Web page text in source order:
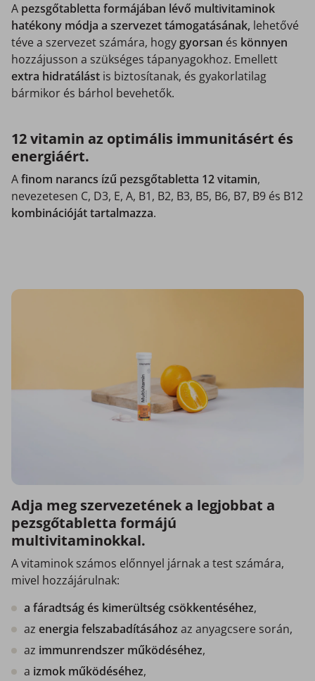
A pezsgőtabletta formájában lévő multivitaminok
hatékony módja a szervezet támogatásának, lehetővé
téve a szervezet számára, hogy gyorsan és könnyen
hozzájusson a szükséges tápanyagokhoz. Emellett
extra hidratálást is biztosítanak, és gyakorlatilag
bármikor és bárhol bevehetők.
12 vitamin az optimális immunitásért és
energiáért.
Afinom narancs ízű pezsgőtabletta 12 vitamin,
nevezetesen C, D3, E, A, B1, B2, B3, B5, B6, B7, B9 és B12
kombinációját tartalmazza.
Adja meg szervezetének a legjobbat a
pezsgőtabletta formájú
multivitaminokkal.
A vitaminok számos előnnyel járnak a test számára,
mivel hozzájárulnak:
a fáradtság és kimerültség csökkentéséhez,
az energia felszabadításához az anyagcsere során,
az immunrendszer működéséhez,
a izmok működéséhez,